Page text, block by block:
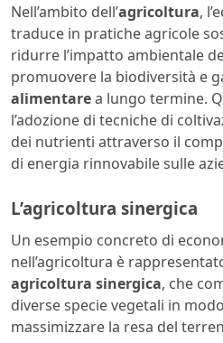
Nell’ambito dell’agricoltura,
traduce in pratiche agricole
ridurre l’impatto ambientale
promuovere la biodiversità e
alimentarea lungo termine.
l’adozione di tecniche di
dei nutrienti attraverso il
di energia rinnovabile sulle
L’agricoltura sinergica
Un esempio concreto di
nell’agricoltura è
agricoltura sinergica, che
diverse specie vegetali in
massimizzare la resa del